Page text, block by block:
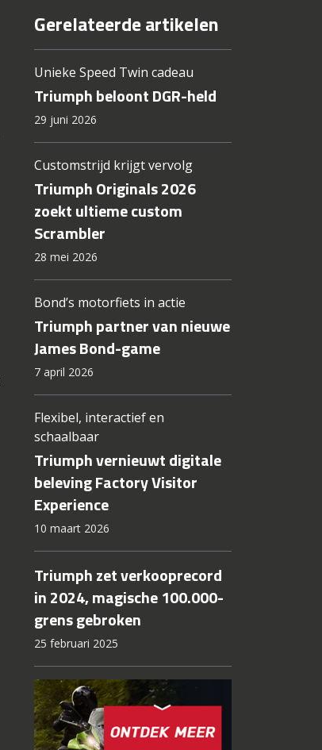
Gerelateerde artikelen
Unieke Speed Twin cadeau
Triumph beloont DGR-held
29 juni 2026
Customstrijd krijgt vervolg
Triumph Originals 2026
zoekt ultieme custom
Scrambler
28 mei 2026
Bond’s motorfiets in actie
Triumph partner van nieuwe
James Bond-game
7 april 2026
Flexibel, interactief en
schaalbaar
Triumph vernieuwt digitale
beleving Factory Visitor
Experience
10 maart 2026
Triumph zet verkooprecord
in 2024, magische 100.000-
grens gebroken
25 februari 2025